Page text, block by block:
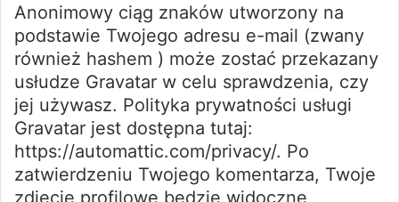
Anonimowy ciąg znaków utworzony na
podstawie Twojego adresu e-mail (zwany
również hashem ) może zostać przekazany
usłudze Gravatar w celu sprawdzenia, czy
jej używasz. Polityka prywatności usługi
Gravatar jest dostępna tutaj:
https://automattic.com/privacy/. Po
zatwierdzeniu Twojego komentarza, Twoje
zdjęcie profilowe będzie widoczne